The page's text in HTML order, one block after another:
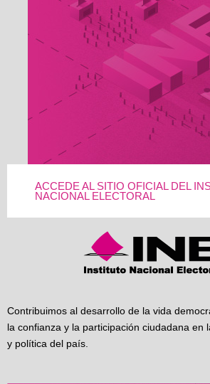
ACCEDE AL SITIO OFICIAL DEL
NACIONAL ELECTORAL
Contribuimos al desarrollo de la vida
la confianza y la participación ciudadana en
y política del país.